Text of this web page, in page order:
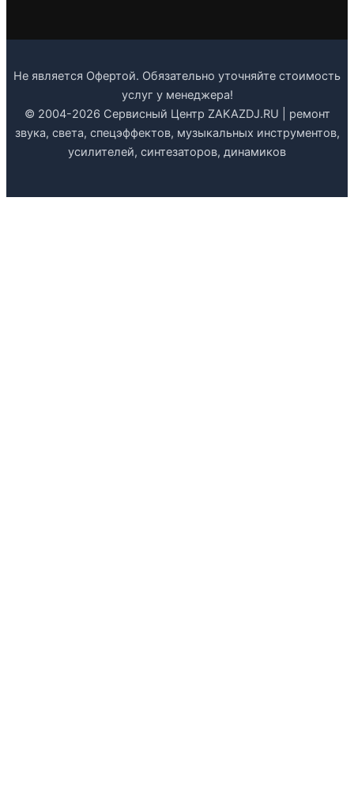
Не является Офертой. Обязательно уточняйте стоимость
услуг у менеджера!
© 2004-2026 Сервисный Центр ZAKAZDJ.RU | ремонт
звука, света, спецэффектов, музыкальных инструментов,
усилителей, синтезаторов, динамиков